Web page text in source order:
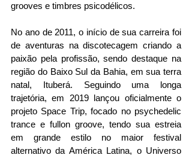
grooves e timbres psicodélicos.
No ano de 2011, o início de sua carreira foi
de aventuras na discotecagem criando a
paixão pela profissão, sendo destaque na
região do Baixo Sul da Bahia, em sua terra
natal, Ituberá. Seguindo uma longa
trajetória, em 2019 lançou oficialmente o
projeto Space Trip, focado no psychedelic
trance e fullon groove, tendo sua estreia
em grande estilo no maior festival
alternativo da América Latina, o Universo